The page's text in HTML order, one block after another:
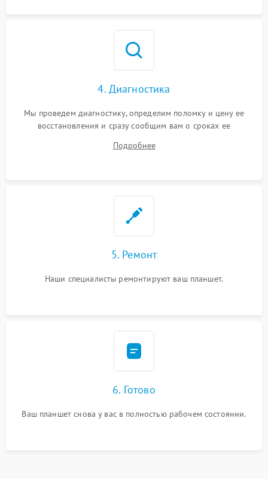
4. Диагностика
Мы проведем диагностику, определим поломку и цену ее
восстановления и сразу сообщим вам о сроках ее
Подробнее
5. Ремонт
Наши специалисты ремонтируют ваш планшет.
6. Готово
Ваш планшет снова у вас в полностью рабочем состоянии.